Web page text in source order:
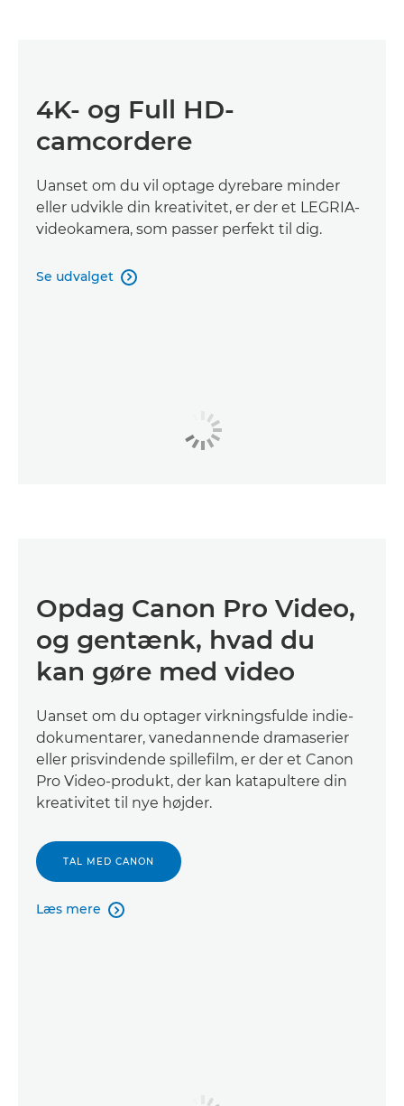
4K- og Full HD-
camcordere
Uanset om du vil optage dyrebare minder
eller udvikle din kreativitet, er der et LEGRIA-
videokamera, som passer perfekt til dig.
Se udvalget 
Opdag Canon Pro Video,
og gentænk, hvad du
kan gøre med video
Uanset om du optager virkningsfulde indie-
dokumentarer, vanedannende dramaserier
eller prisvindende spillefilm, er der et Canon
Pro Video-produkt, der kan katapultere din
kreativitet til nye højder.
TAL MED CANON
Læs mere 